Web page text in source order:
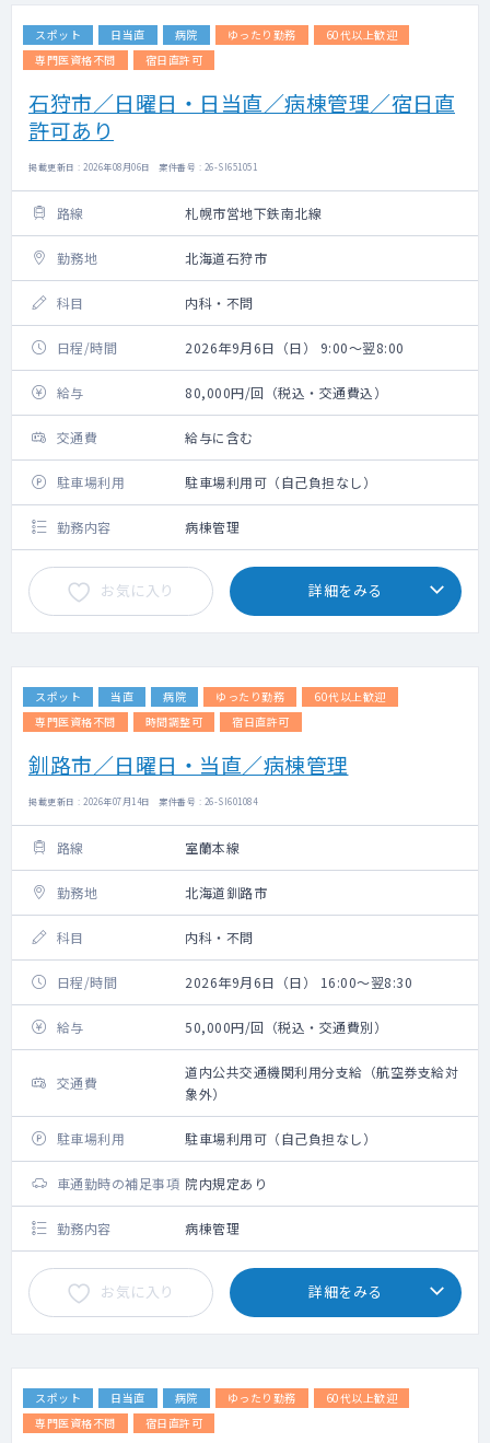
スポット 日当直 病院 ゆったり勤務
60代以上歓迎
専門医資格不問
宿日直許可
石狩市／日曜日・日当直／病棟管理／宿日直
許可あり
掲載更新日 : 2026年08月06日 案件番号 : 26-SI651051
路線 札幌市営地下鉄南北線
勤務地 北海道石狩市
科目 内科・不問
日程/時間 2026年9月6日（日） 9:00～翌8:00
給与 80,000円/回（税込・交通費込）
交通費 給与に含む
駐車場利用 駐車場利用可（自己負担なし）
勤務内容 病棟管理
お気に入り 詳細をみる
スポット 当直 病院 ゆったり勤務
60代以上歓迎
専門医資格不問
時間調整可 宿日直許可
釧路市／日曜日・当直／病棟管理
掲載更新日 : 2026年07月14日 案件番号 : 26-SI601084
路線 室蘭本線
勤務地 北海道釧路市
科目 内科・不問
日程/時間 2026年9月6日（日） 16:00～翌8:30
給与 50,000円/回（税込・交通費別）
交通費
道内公共交通機関利用分支給（航空券支給対
象外）
駐車場利用 駐車場利用可（自己負担なし）
車通勤時の補足事項 院内規定あり
勤務内容 病棟管理
お気に入り 詳細をみる
スポット 日当直 病院 ゆったり勤務
60代以上歓迎
専門医資格不問
宿日直許可